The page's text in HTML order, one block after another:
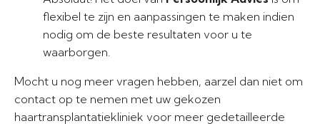
flexibel te zijn en aanpassingen te maken indien
nodig om de beste resultaten voor u te
waarborgen.
Mocht u nog meer vragen hebben, aarzel dan niet om
contact op te nemen met uw gekozen
haartransplantatiekliniek voor meer gedetailleerde